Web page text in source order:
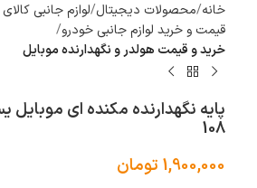
خانه محصولات دیجیتال لوازم جانبی
قیمت و خرید لوازم جانبی خودرو
خرید و قیمت هولدر و نگهدارنده موبایل
108
1,900,000 تومان